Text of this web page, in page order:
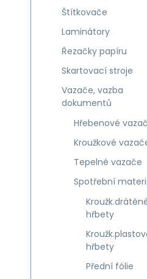
Štítkovače
Laminátory
Řezačky papíru
Skartovací stroje
Vazače, vazba
dokumentů
Hřebenové
Kroužkové
Tepelné vazače
Spotřební
hřbety
hřbety
Přední fólie